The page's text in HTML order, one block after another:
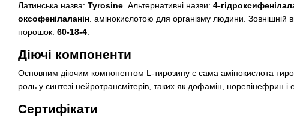
Латинська назва: Tyrosine . Альтернативні назви: 4-
оксофенілаланін . амінокислотою для організму людини. Зовнішній
порошок. 60-18-4
Діючі компоненти
Основним діючим компонентом L-тирозину є сама амінокислота
роль у синтезі нейротрансмітерів, таких як дофамін, норепінефрин і
Сертифікати